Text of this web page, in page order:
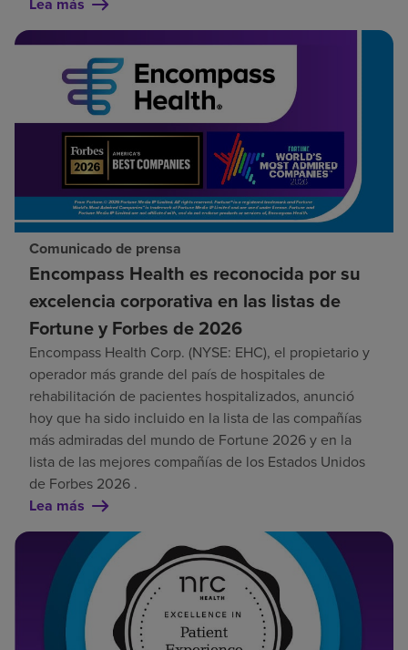
Comunicado de prensa
Encompass Health es reconocida por su
excelencia corporativa en las listas de
Fortune y Forbes de 2026
Encompass Health Corp. (NYSE: EHC), el propietario y
operador más grande del país de hospitales de
rehabilitación de pacientes hospitalizados, anunció
hoy que ha sido incluido en la lista de las compañías
más admiradas del mundo de Fortune 2026 y en la
lista de las mejores compañías de los Estados Unidos
de Forbes 2026 .
Lea más